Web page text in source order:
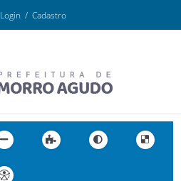
Login / Cadastro